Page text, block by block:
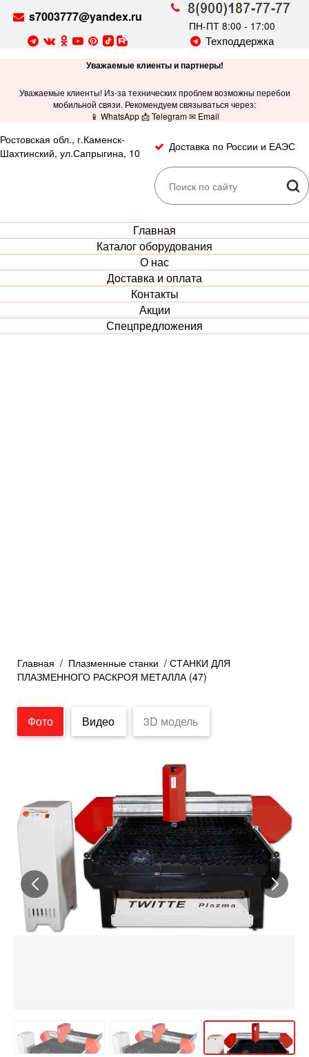
s7003777@yandex.ru
ПН-ПТ 8:00 - 17:00
Техподдержка
Уважаемые клиенты и партнеры!
Уважаемые клиенты! Из-за технических проблем возможны перебои
мобильной связи. Рекомендуем связываться через:
📱 WhatsApp 📩 Telegram ✉ Email
Ростовская обл., г.Каменск-
Шахтинский, ул.Сапрыгина, 10
Доставка по России и ЕАЭС
Главная
Каталог оборудования
О нас
Доставка и оплата
Контакты
Акции
Спецпредложения
Главная / Плазменные станки / СТАНКИ ДЛЯ
ПЛАЗМЕННОГО РАСКРОЯ МЕТАЛЛА (47)
Фото Видео 3D модель